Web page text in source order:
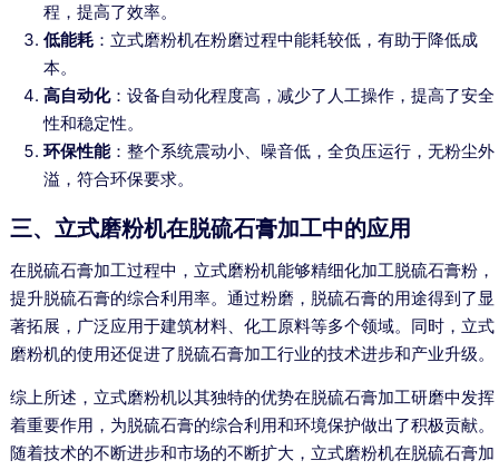
程，提高了效率。
低能耗：立式磨粉机在粉磨过程中能耗较低，有助于降低成
本。
高自动化：设备自动化程度高，减少了人工操作，提高了安全
性和稳定性。
环保性能：整个系统震动小、噪音低，全负压运行，无粉尘外
溢，符合环保要求。
三、立式磨粉机在脱硫石膏加工中的应用
在脱硫石膏加工过程中，立式磨粉机能够精细化加工脱硫石膏粉，
提升脱硫石膏的综合利用率。通过粉磨，脱硫石膏的用途得到了显
著拓展，广泛应用于建筑材料、化工原料等多个领域。同时，立式
磨粉机的使用还促进了脱硫石膏加工行业的技术进步和产业升级。
综上所述，立式磨粉机以其独特的优势在脱硫石膏加工研磨中发挥
着重要作用，为脱硫石膏的综合利用和环境保护做出了积极贡献。
随着技术的不断进步和市场的不断扩大，立式磨粉机在脱硫石膏加